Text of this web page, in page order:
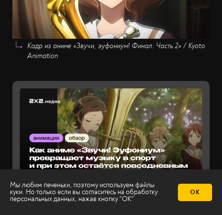
Кадр из аниме «Звучи, эуфониум! Финал. Часть 2» / Kyoto
Animation
Мы любим печеньки, поэтому используем файлы
куки. Но только если вы согласитесь на обработку
персональных данных, нажав кнопку "ОК"
ОК